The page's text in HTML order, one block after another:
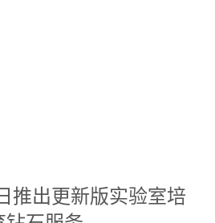
推出更新版实验室培